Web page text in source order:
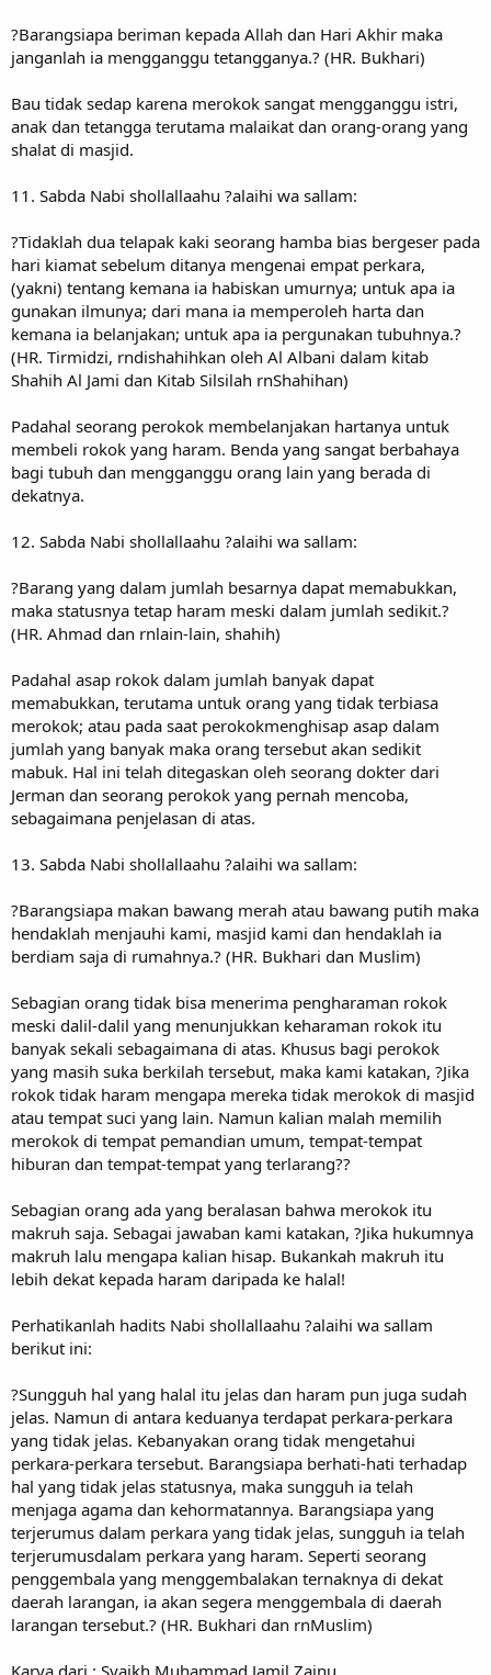
?Barangsiapa beriman kepada Allah dan Hari Akhir maka
janganlah ia mengganggu tetangganya.? (HR. Bukhari)
Bau tidak sedap karena merokok sangat mengganggu istri,
anak dan tetangga terutama malaikat dan orang-orang yang
shalat di masjid.
11. Sabda Nabi shollallaahu ?alaihi wa sallam:
?Tidaklah dua telapak kaki seorang hamba bias bergeser pada
hari kiamat sebelum ditanya mengenai empat perkara,
(yakni) tentang kemana ia habiskan umurnya; untuk apa ia
gunakan ilmunya; dari mana ia memperoleh harta dan
kemana ia belanjakan; untuk apa ia pergunakan tubuhnya.?
(HR. Tirmidzi, rndishahihkan oleh Al Albani dalam kitab
Shahih Al Jami dan Kitab Silsilah rnShahihan)
Padahal seorang perokok membelanjakan hartanya untuk
membeli rokok yang haram. Benda yang sangat berbahaya
bagi tubuh dan mengganggu orang lain yang berada di
dekatnya.
12. Sabda Nabi shollallaahu ?alaihi wa sallam:
?Barang yang dalam jumlah besarnya dapat memabukkan,
maka statusnya tetap haram meski dalam jumlah sedikit.?
(HR. Ahmad dan rnlain-lain, shahih)
Padahal asap rokok dalam jumlah banyak dapat
memabukkan, terutama untuk orang yang tidak terbiasa
merokok; atau pada saat perokokmenghisap asap dalam
jumlah yang banyak maka orang tersebut akan sedikit
mabuk. Hal ini telah ditegaskan oleh seorang dokter dari
Jerman dan seorang perokok yang pernah mencoba,
sebagaimana penjelasan di atas.
13. Sabda Nabi shollallaahu ?alaihi wa sallam:
?Barangsiapa makan bawang merah atau bawang putih maka
hendaklah menjauhi kami, masjid kami dan hendaklah ia
berdiam saja di rumahnya.? (HR. Bukhari dan Muslim)
Sebagian orang tidak bisa menerima pengharaman rokok
meski dalil-dalil yang menunjukkan keharaman rokok itu
banyak sekali sebagaimana di atas. Khusus bagi perokok
yang masih suka berkilah tersebut, maka kami katakan, ?Jika
rokok tidak haram mengapa mereka tidak merokok di masjid
atau tempat suci yang lain. Namun kalian malah memilih
merokok di tempat pemandian umum, tempat-tempat
hiburan dan tempat-tempat yang terlarang??
Sebagian orang ada yang beralasan bahwa merokok itu
makruh saja. Sebagai jawaban kami katakan, ?Jika hukumnya
makruh lalu mengapa kalian hisap. Bukankah makruh itu
lebih dekat kepada haram daripada ke halal!
Perhatikanlah hadits Nabi shollallaahu ?alaihi wa sallam
berikut ini:
?Sungguh hal yang halal itu jelas dan haram pun juga sudah
jelas. Namun di antara keduanya terdapat perkara-perkara
yang tidak jelas. Kebanyakan orang tidak mengetahui
perkara-perkara tersebut. Barangsiapa berhati-hati terhadap
hal yang tidak jelas statusnya, maka sungguh ia telah
menjaga agama dan kehormatannya. Barangsiapa yang
terjerumus dalam perkara yang tidak jelas, sungguh ia telah
terjerumusdalam perkara yang haram. Seperti seorang
penggembala yang menggembalakan ternaknya di dekat
daerah larangan, ia akan segera menggembala di daerah
larangan tersebut.? (HR. Bukhari dan rnMuslim)
Karya dari : Syaikh Muhammad Jamil Zainu